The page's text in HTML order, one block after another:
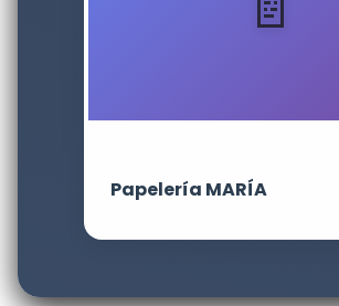
Papelería MARÍA